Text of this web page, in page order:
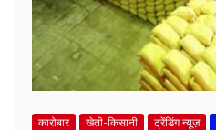
कारोबार खेती-किसानी ट्रेंडिंग न्यूज़